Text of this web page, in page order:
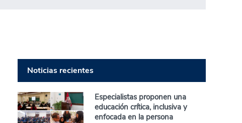
Noticias recientes
Especialistas proponen una
educación crítica, inclusiva y
enfocada en la persona